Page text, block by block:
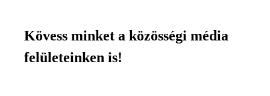
Kövess minket a közösségi média
felületeinken is!